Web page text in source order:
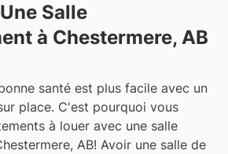
Salle
à Chestermere, AB
santé est plus facile avec un
place. C'est pourquoi vous
à louer avec une salle
AB! Avoir une salle de